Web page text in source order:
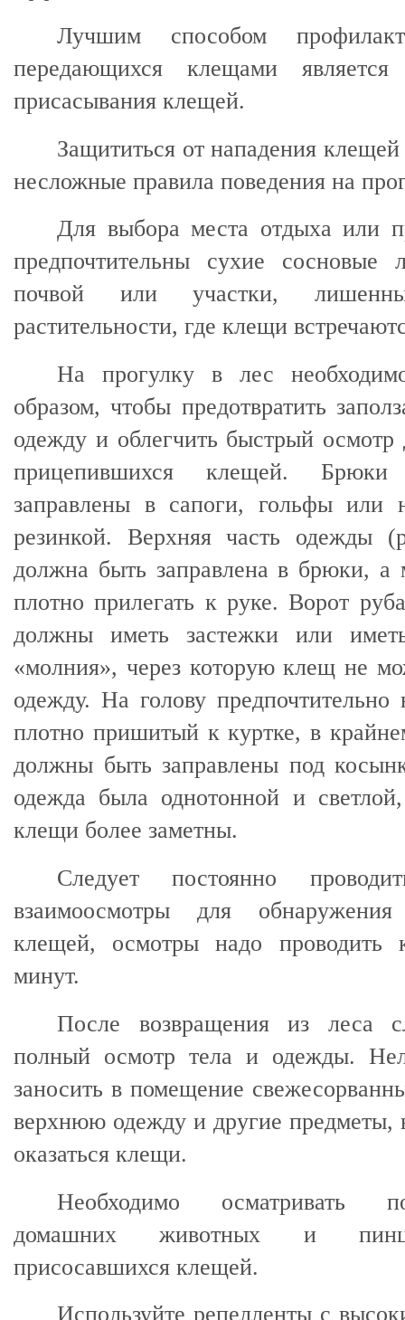
Лучшим способом
передающихся клещами является
присасывания клещей.
Защититься от нападения
несложные правила поведения на
Для выбора места отдыха или
предпочтительны сухие сосновые
почвой или участки,
растительности, где клещи
На прогулку в лес
образом, чтобы предотвратить
одежду и облегчить быстрый осмотр
прицепившихся клещей.
заправлены в сапоги, гольфы или
резинкой. Верхняя часть одежды
должна быть заправлена в брюки, а
плотно прилегать к руке. Ворот
должны иметь застежки или
«молния», через которую клещ не
одежду. На голову
плотно пришитый к куртке, в
должны быть заправлены под
одежда была однотонной и
клещи более заметны.
Следует постоянно
взаимоосмотры для обнаружения
клещей, осмотры надо
минут.
После возвращения из леса
полный осмотр тела и одежды.
заносить в помещение
верхнюю одежду и другие предметы,
оказаться клещи.
Необходимо осматривать
домашних животных и
присосавшихся клещей.
Используйте репелленты с